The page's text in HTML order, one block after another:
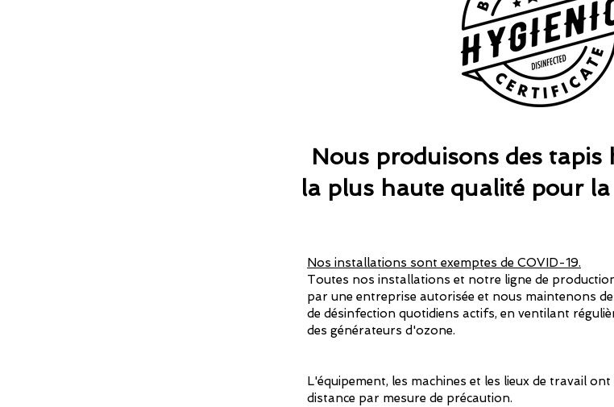
Nous produisons des tapis
la plus haute qualité pour
Nos installations sont exemptes de COVID-19.
Toutes nos installations et notre ligne de
par une entreprise autorisée et nous maintenons
de désinfection quotidiens actifs, en ventilant
des générateurs d'ozone.
L'équipement, les machines et les lieux de travail
distance par mesure de précaution.